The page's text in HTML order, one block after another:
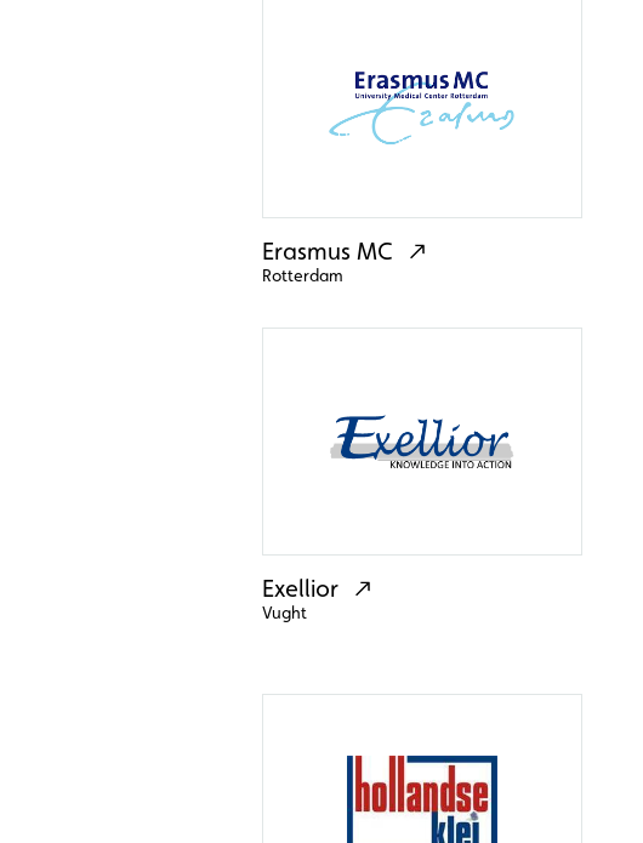
Erasmus MC
Rotterdam
Exellior
Vught